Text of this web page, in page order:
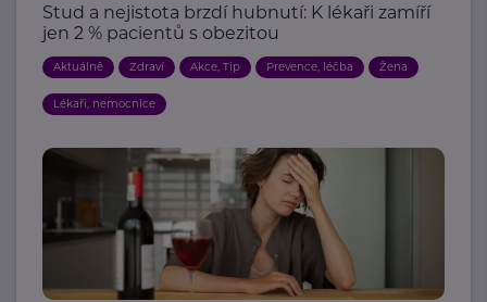
Stud a nejistota brzdí hubnutí: K lékaři zamíří
jen 2 % pacientů s obezitou
Aktuálně Zdraví Akce, Tip Prevence, léčba Žena
Lékaři, nemocnice